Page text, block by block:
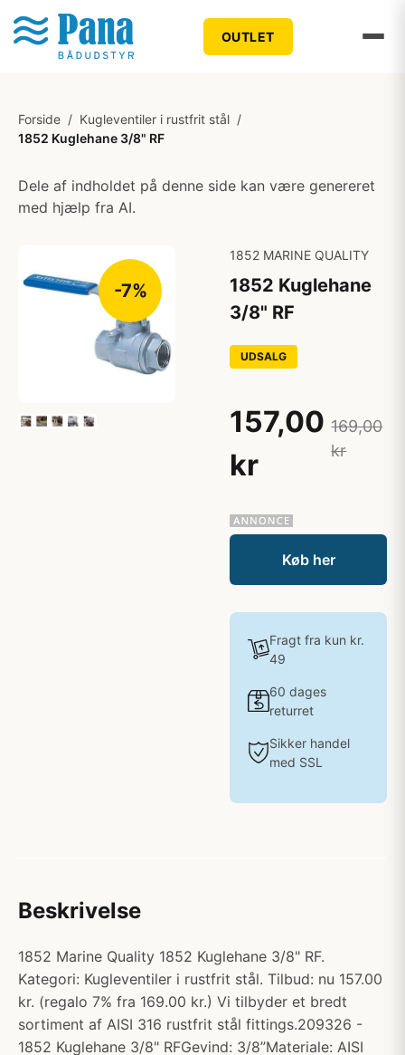
OUTLET
Forside / Kugleventiler i rustfrit stål /
1852 Kuglehane 3/8" RF
Dele af indholdet på denne side kan være genereret
med hjælp fra AI.
-7%
1852 MARINE QUALITY
1852 Kuglehane
3/8" RF
UDSALG
157,00
kr
169,00
kr
Køb her
Fragt fra kun kr.
49
60 dages
returret
Sikker handel
med SSL
Beskrivelse
1852 Marine Quality 1852 Kuglehane 3/8" RF.
Kategori: Kugleventiler i rustfrit stål. Tilbud: nu 157.00
kr. (regalo 7% fra 169.00 kr.) Vi tilbyder et bredt
sortiment af AISI 316 rustfrit stål fittings.209326 -
1852 Kuglehane 3/8" RFGevind: 3/8”Materiale: AISI